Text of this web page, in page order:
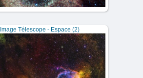
Image Télescope - Espace (2)